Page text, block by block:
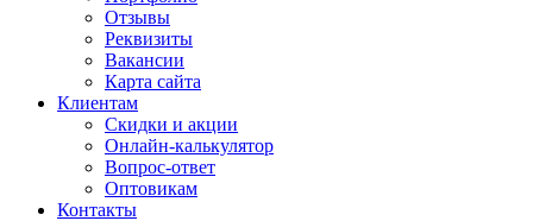
Отзывы
Реквизиты
Вакансии
Карта сайта
Клиентам
Скидки и акции
Онлайн-калькулятор
Вопрос-ответ
Оптовикам
Контакты